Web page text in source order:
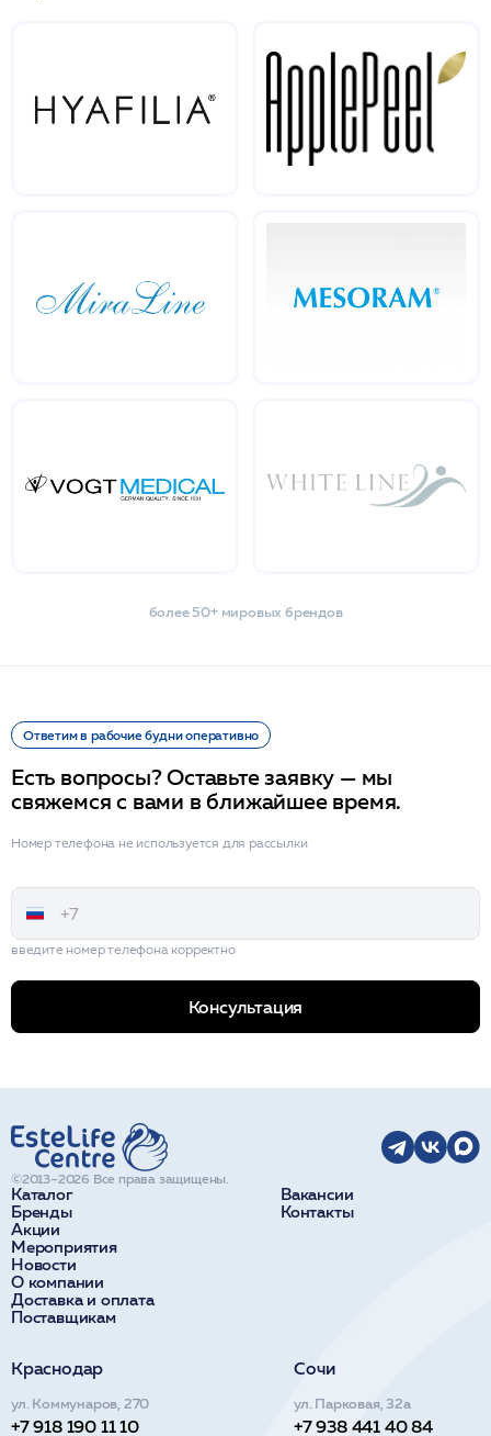
более 50+ мировых брендов
Ответим в рабочие будни оперативно
Есть вопросы? Оставьте заявку — мы
свяжемся с вами в ближайшее время.
Номер телефона не используется для рассылки
введите номер телефона корректно
Консультация
Каталог
Бренды
Акции
Мероприятия
Новости
О компании
Доставка и оплата
Поставщикам
Вакансии
Контакты
©2013–2026 Все права защищены.
Краснодар
ул. Коммунаров, 270
+7 918 190 11 10
Сочи
ул. Парковая, 32а
+7 938 441 40 84